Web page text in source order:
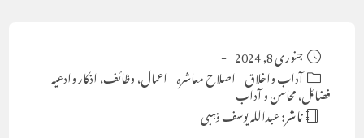
Post
published:
جنوری 8, 2024
Post
category:
آداب واخلاق-اصلاح معاشرہ-اعمال، وظائف، اذکار وادعیہ-
فضائل، محاسن و آداب
ناشر:عبداللہ یوسف ذہبی